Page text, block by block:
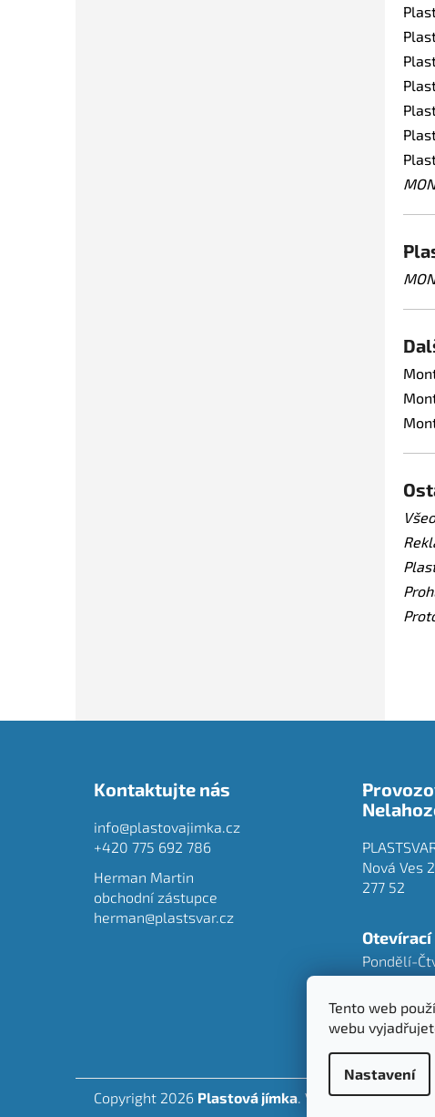
Tento web
webu
Nastavení
Kontaktujte nás
info@plastovajimka.cz
+420 775 692 786
Herman Martin
obchodní zástupce
herman@plastsvar.cz
Nová Ves
277 52
Otevírací
Pondělí-
Pátek
Copyright 2026 Plastová jímka. Všechna práva